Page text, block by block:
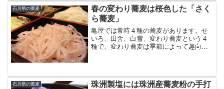
風呂と蕎麦が食べられるレストランが併
設されています。や...
石川県の蕎麦
春の変わり蕎麦は桜色した「さく
ら蕎麦」
亀屋では常時４種の蕎麦があります。せ
いろ、田舎、白雪、変わり蕎麦という４
種で、変わり蕎麦は季節によって趣向を
と味わいがありました。石...
石川県の蕎麦
珠洲製塩には珠洲産蕎麦粉の手打